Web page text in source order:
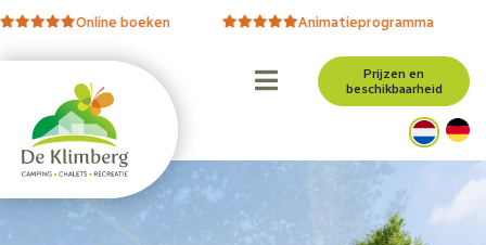
boeken Animatieprogramma
Prijzen en
beschikbaarheid